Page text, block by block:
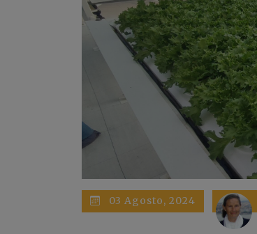
03 Agosto, 2024